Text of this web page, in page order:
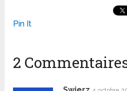
Pin It
2